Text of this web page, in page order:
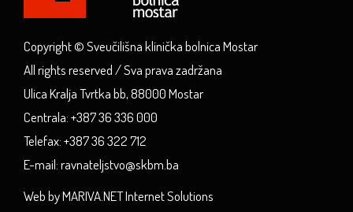
Copyright © Sveučilišna klinička bolnica Mostar
All rights reserved / Sva prava zadržana
Ulica Kralja Tvrtka bb, 88000 Mostar
Centrala: +387 36 336 000
Telefax: +387 36 322 712
E-mail: ravnateljstvo@skbm.ba
Web by MARIVA.NET Internet Solutions